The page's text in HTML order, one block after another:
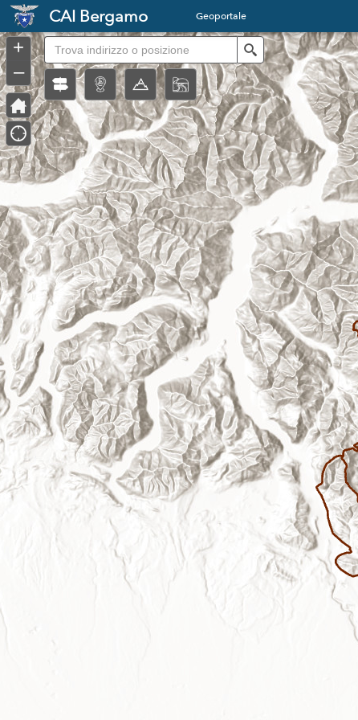
Search
+
–
Controller
CAI Bergamo Geoportale